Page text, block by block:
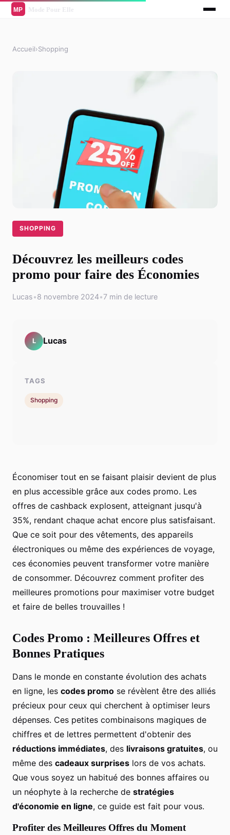
Accueil›Shopping
SHOPPING
Découvrez les meilleurs codes
promo pour faire des Économies
Lucas•8 novembre 2024•7 min de lecture
Économiser tout en se faisant plaisir devient de plus
en plus accessible grâce aux codes promo. Les
offres de cashback explosent, atteignant jusqu'à
35%, rendant chaque achat encore plus satisfaisant.
Que ce soit pour des vêtements, des appareils
électroniques ou même des expériences de voyage,
ces économies peuvent transformer votre manière
de consommer. Découvrez comment profiter des
meilleures promotions pour maximiser votre budget
et faire de belles trouvailles !
Codes Promo : Meilleures Offres et
Bonnes Pratiques
Dans le monde en constante évolution des achats
en ligne, les codes promo se révèlent être des alliés
précieux pour ceux qui cherchent à optimiser leurs
dépenses. Ces petites combinaisons magiques de
chiffres et de lettres permettent d'obtenir des
réductions immédiates, des livraisons gratuites, ou
même des cadeaux surprises lors de vos achats.
Que vous soyez un habitué des bonnes affaires ou
un néophyte à la recherche de stratégies
d'économie en ligne, ce guide est fait pour vous.
Profiter des Meilleures Offres du Moment
L Lucas
TAGS
Shopping